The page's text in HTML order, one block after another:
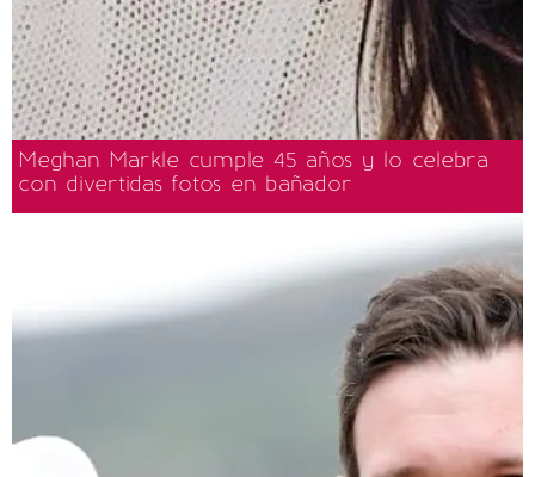
Meghan Markle cumple 45 años y lo celebra
con divertidas fotos en bañador